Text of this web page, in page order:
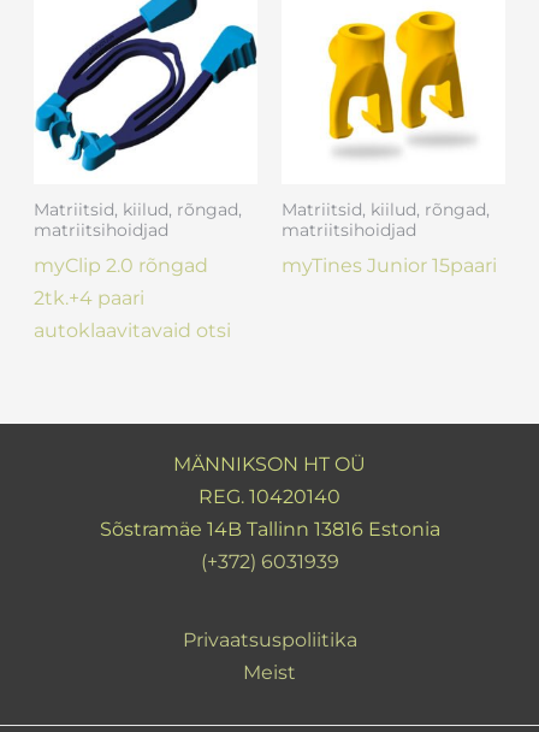
Matriitsid, kiilud, rõngad,
matriitsihoidjad
myClip 2.0 rõngad
2tk.+4 paari
autoklaavitavaid otsi
Matriitsid, kiilud, rõngad,
matriitsihoidjad
myTines Junior 15paari
MÄNNIKSON HT OÜ
REG. 10420140
Sõstramäe 14B Tallinn 13816 Estonia
(+372) 6031939
Privaatsuspoliitika
Meist